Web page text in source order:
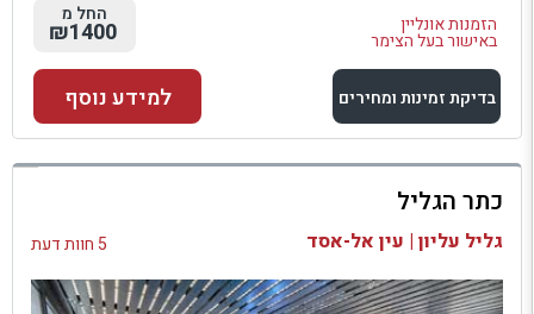
הזמנות אונליין
באישור בעל הצימר
החל מ
₪1400
בדיקת זמינות ומחירים
למתחם זה
בדיקת זמינות ומחירים
למידע נוסף
כתר הגליל
גליל עליון | עין אל-אסד 5 חוות דעת